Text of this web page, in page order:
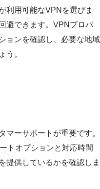
利用可能なVPNを選びま
避できます。VPNプロバ
ョンを確認し、必要な地域
う。
マーサポートが重要です。
トオプションと対応時間
提供しているかを確認しま